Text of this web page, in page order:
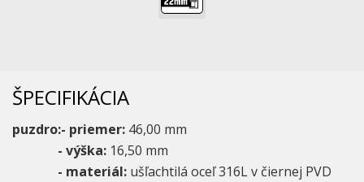
ŠPECIFIKÁCIA
puzdro:- priemer: 46,00 mm
- výška: 16,50 mm
- materiál: ušľachtilá oceľ 316L v čiernej PVD